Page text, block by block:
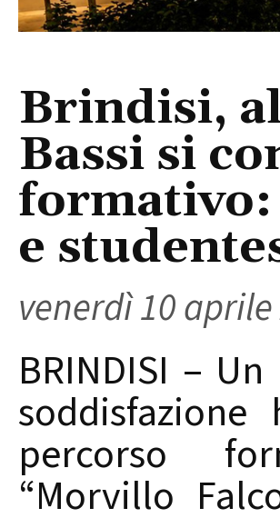
Brindisi,
Bassi si
formativo:
e
venerdì 10
BRINDISI –
percorso
“Morvillo